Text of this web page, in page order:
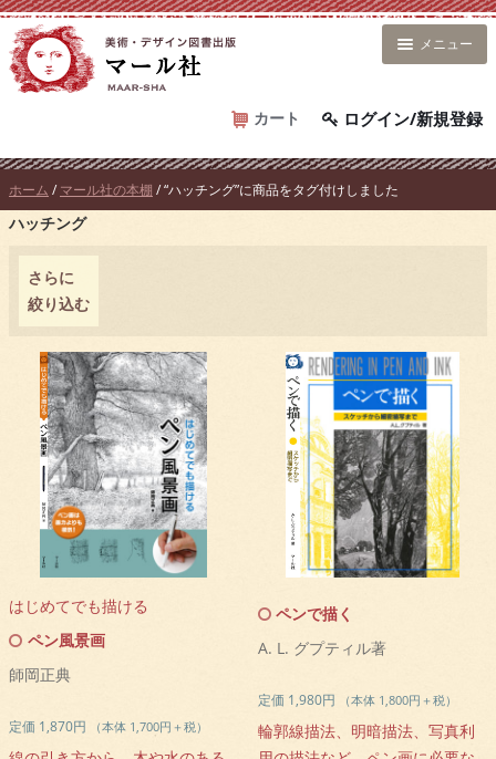
コ
ン
テ
ス
キ
ッ
カート ログイン/新規登録
メニュー
ホーム / マール社の本棚 / “ハッチング”に商品をタグ付けしました
ハッチング
さらに
絞り込む
はじめてでも描ける
ペン風景画
師岡正典
定価 1,870円 （本体 1,700円＋税）
ペンで描く
A. L. グプティル著
定価 1,980円 （本体 1,800円＋税）
輪郭線描法、明暗描法、写真利